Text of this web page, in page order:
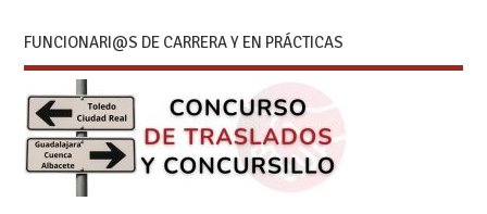
FUNCIONARI@S DE CARRERA Y EN PRÁCTICAS